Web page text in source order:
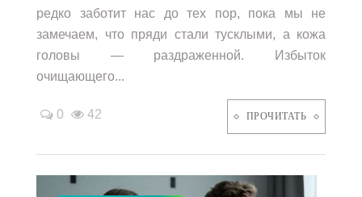
редко заботит нас до тех пор, пока мы не
замечаем, что пряди стали тусклыми, а кожа
головы — раздраженной. Избыток
очищающего...
0 42 ПРОЧИТАТЬ